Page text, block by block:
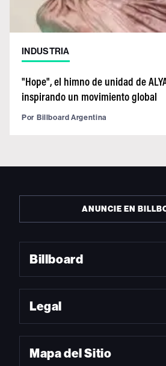
INDUSTRIA
"Hope", el himno de unidad de
inspirando un movimiento global
Por Billboard Argentina
ANUNCIE EN
Billboard
Legal
Mapa del Sitio